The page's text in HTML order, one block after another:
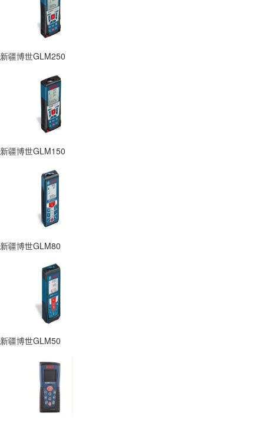
新疆博世GLM250
新疆博世GLM150
新疆博世GLM80
新疆博世GLM50